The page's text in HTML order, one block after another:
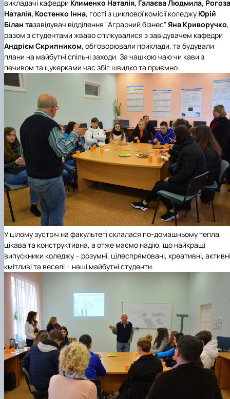
викладачі кафедри Клименко Наталія, Галаєва Людмила, Рогоза
Наталія, Костенко Інна, гості з циклової комісії коледжу Юрій
Білан тазавідувач відділення "Аграрний бізнес"Яна Криворучко,
разом з студентами жваво спілкувалися з завідувачем кафедри
Андрієм Скрипником, обговорювали приклади, та будували
плани на майбутні спільні заходи. За чашкою чаю чи кави з
печивом та цукерками час збіг швидко та приємно.
У цілому зустріч на факультеті склалася по-домашньому тепла,
цікава та конструктивна, а отже маємо надію, що найкращі
випускники коледжу – розумні, цілеспрямовані, креативні,
кмітливі та веселі – наші майбутні студенти.